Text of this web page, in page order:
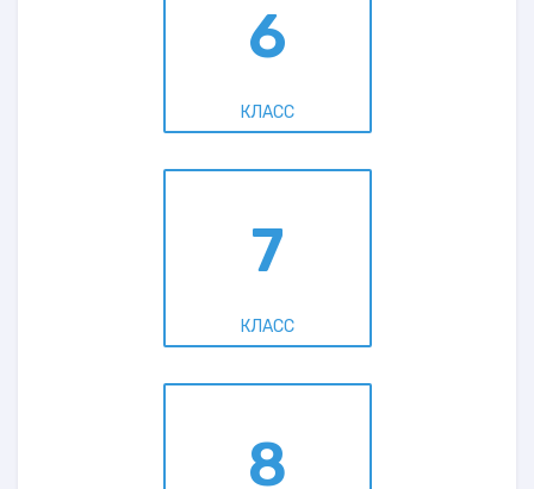
6
КЛАСС
7
КЛАСС
8